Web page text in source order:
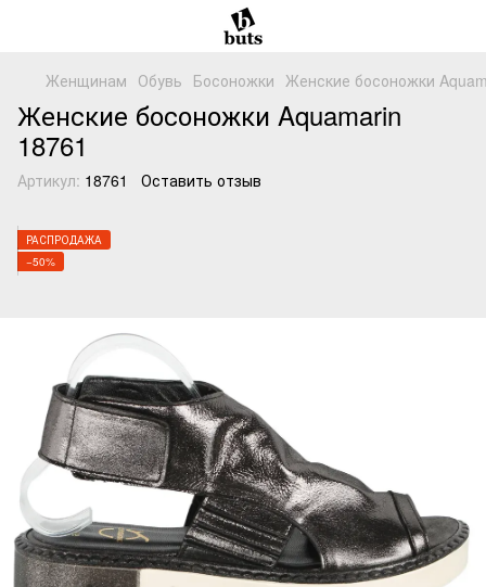
Женщинам Обувь Босоножки Женские босоножки
Женские босоножки Aquamarin
18761
Артикул: 18761 Оставить отзыв
РАСПРОДАЖА
−50%